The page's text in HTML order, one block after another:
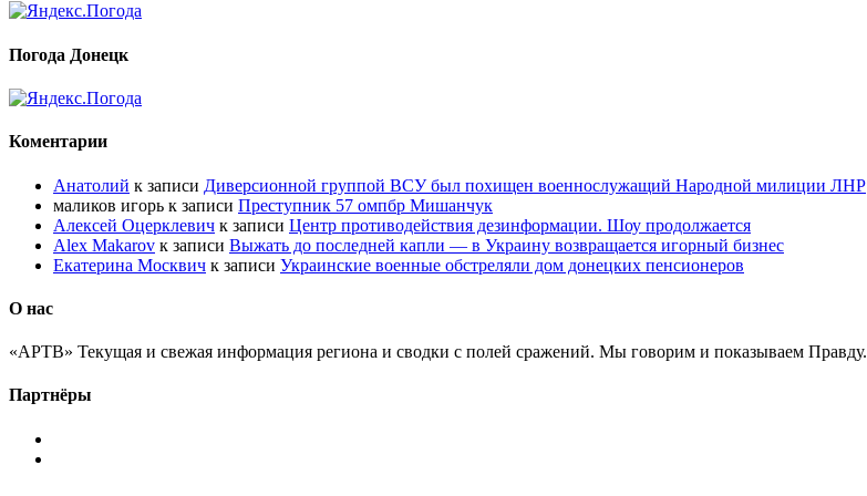
Погода Донецк
Коментарии
Анатолий к записи Диверсионной группой ВСУ был похищен военнослужащий Народной милиции ЛНР
маликов игорь к записи Преступник 57 омпбр Мишанчук
Алексей Оцерклевич к записи Центр противодействия дезинформации. Шоу продолжается
Alex Makarov к записи Выжать до последней капли — в Украину возвращается игорный бизнес
Екатерина Москвич к записи Украинские военные обстреляли дом донецких пенсионеров
О нас
«АРТВ» Текущая и свежая информация региона и сводки с полей сражений. Мы говорим и показываем Правду.
Партнёры